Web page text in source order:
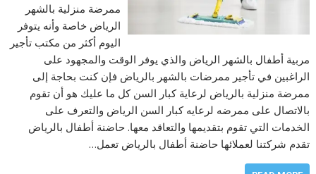
ممرضة منزلية بالشهر
الرياض خاصة وأنه يتوفر
اليوم أكثر من مكتب تأجير
مربية أطفال بالشهر الرياض والذي يوفر الوقت والمجهود على
الراغبين في تأجير ممرضات بالشهر بالرياض فإن كنت بحاجة إلى
ممرضة منزلية بالرياض لرعاية كبار السن كل ما عليك هو أن تقوم
بالاتصال على ممرضه لرعايه كبار السن الرياض والتعرف على
الخدمات التي تقوم بتقديمها والتعاقد معها. حاضنة أطفال بالرياض
تقدم شركتنا لعملائها حاضنة أطفال بالرياض تعمل…